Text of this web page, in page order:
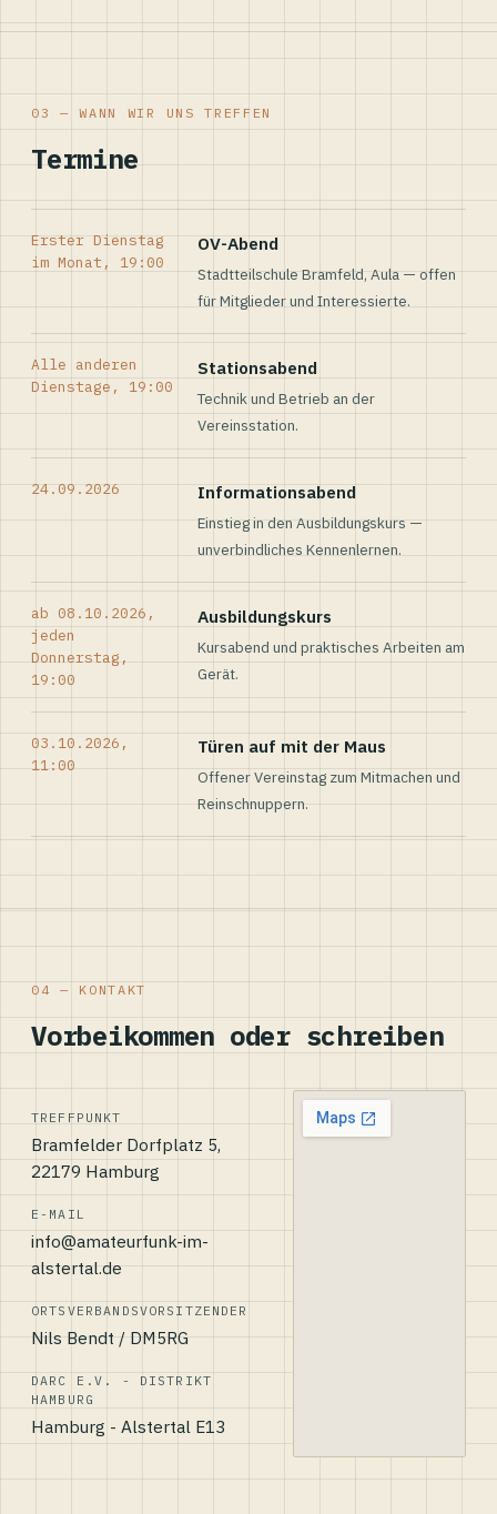
03 — WANN WIR UNS TREFFEN
Termine
Erster Dienstag
im Monat, 19:00
OV-Abend
Stadtteilschule Bramfeld, Aula — offen
für Mitglieder und Interessierte.
Alle anderen
Dienstage, 19:00
Stationsabend
Technik und Betrieb an der
Vereinsstation.
24.09.2026 Informationsabend
Einstieg in den Ausbildungskurs —
unverbindliches Kennenlernen.
ab 08.10.2026,
jeden
Donnerstag,
19:00
Ausbildungskurs
Kursabend und praktisches Arbeiten am
Gerät.
03.10.2026,
11:00
Türen auf mit der Maus
Offener Vereinstag zum Mitmachen und
Reinschnuppern.
04 — KONTAKT
Vorbeikommen oder schreiben
TREFFPUNKT
Bramfelder Dorfplatz 5,
22179 Hamburg
E-MAIL
info@amateurfunk-im-
alstertal.de
ORTSVERBANDSVORSITZENDER
Nils Bendt / DM5RG
DARC E.V. - DISTRIKT
HAMBURG
Hamburg - Alstertal E13